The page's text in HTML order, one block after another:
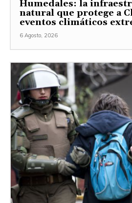
Humedales: la
natural que protege a
eventos climáticos
6 Agosto, 2026